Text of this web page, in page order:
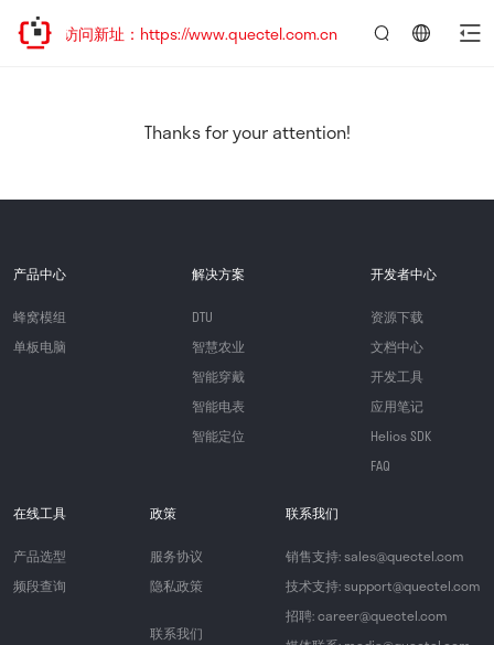
，欢迎访问新址：https://www.quectel.com.cn
Thanks for your attention!
产品中心
蜂窝模组
单板电脑
解决方案
DTU
智慧农业
智能穿戴
智能电表
智能定位
开发者中心
资源下载
文档中心
开发工具
应用笔记
Helios SDK
FAQ
在线工具
产品选型
频段查询
政策
服务协议
隐私政策
联系我们
联系我们
销售支持: sales@quectel.com
技术支持: support@quectel.com
招聘: career@quectel.com